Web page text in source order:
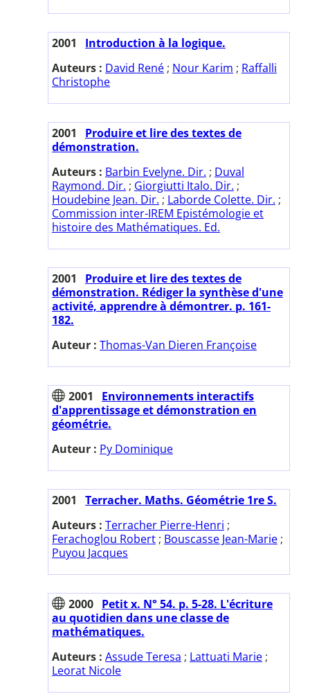
2001
Introduction à la logique.
Auteurs : David René ; Nour Karim ; Raffalli
Christophe
2001
Produire et lire des textes de
démonstration.
Auteurs : Barbin Evelyne. Dir. ; Duval
Raymond. Dir. ; Giorgiutti Italo. Dir. ;
Houdebine Jean. Dir. ; Laborde Colette. Dir. ;
Commission inter-IREM Epistémologie et
histoire des Mathématiques. Ed.
2001
Produire et lire des textes de
démonstration. Rédiger la synthèse d'une
activité, apprendre à démontrer. p. 161-
182.
Auteur : Thomas-Van Dieren Françoise
2001
Environnements interactifs
d'apprentissage et démonstration en
géométrie.
Auteur : Py Dominique
2001
Terracher. Maths. Géométrie 1re S.
Auteurs : Terracher Pierre-Henri ;
Ferachoglou Robert ; Bouscasse Jean-Marie ;
Puyou Jacques
2000 Petit x. N° 54. p. 5-28. L'écriture
au quotidien dans une classe de
mathématiques.
Auteurs : Assude Teresa ; Lattuati Marie ;
Leorat Nicole